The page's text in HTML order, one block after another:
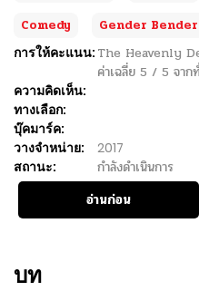
Comedy
Gender Bender
การให้คะแนน: The Heavenly
ค่าเฉลี่ย 5 / 5 จาก
ความคิดเห็น:
ทางเลือก:
บุ๊คมาร์ค:
วางจำหน่าย:
2017
สถานะ:
กำลังดำเนินการ
อ่านก่อน
บท